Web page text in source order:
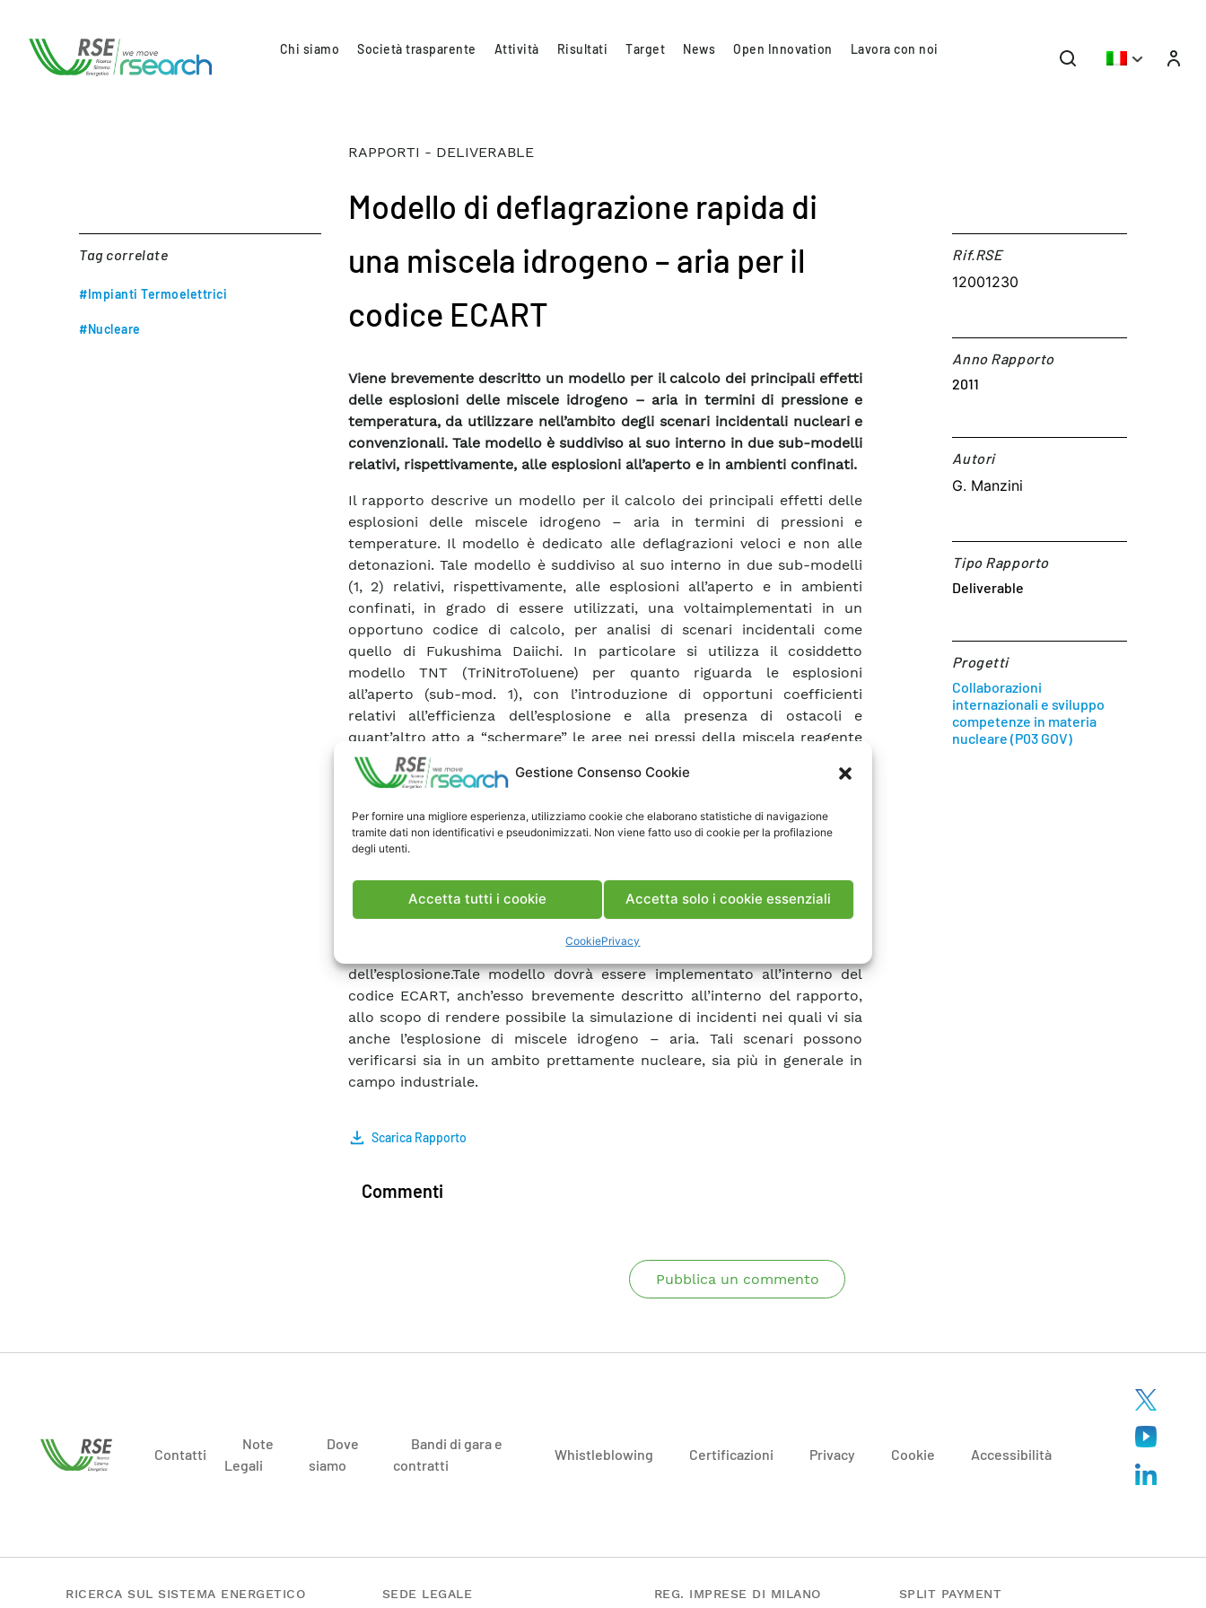
Gestione Consenso Cookie
Per fornire una migliore esperienza, utilizziamo cookie che elaborano statistiche di navigazione
tramite dati non identificativi e pseudonimizzati. Non viene fatto uso di cookie per la profilazione
degli utenti.
Accetta tutti i cookie Accetta solo i cookie essenziali
CookiePrivacy
Chi siamo Società trasparente Attività Risultati Target News Open Innovation Lavora con noi
Tag correlate
#Impianti Termoelettrici
#Nucleare
RAPPORTI - DELIVERABLE
Modello di deflagrazione rapida di
una miscela idrogeno – aria per il
codice ECART
Viene brevemente descritto un modello per il calcolo dei principali effetti
delle esplosioni delle miscele idrogeno – aria in termini di pressione e
temperatura, da utilizzare nell’ambito degli scenari incidentali nucleari e
convenzionali. Tale modello è suddiviso al suo interno in due sub-modelli
relativi, rispettivamente, alle esplosioni all’aperto e in ambienti confinati.
Il rapporto descrive un modello per il calcolo dei principali effetti delle
esplosioni delle miscele idrogeno – aria in termini di pressioni e
temperature. Il modello è dedicato alle deflagrazioni veloci e non alle
detonazioni. Tale modello è suddiviso al suo interno in due sub-modelli
(1, 2) relativi, rispettivamente, alle esplosioni all’aperto e in ambienti
confinati, in grado di essere utilizzati, una voltaimplementati in un
opportuno codice di calcolo, per analisi di scenari incidentali come
quello di Fukushima Daiichi. In particolare si utilizza il cosiddetto
modello TNT (TriNitroToluene) per quanto riguarda le esplosioni
all’aperto (sub-mod. 1), con l’introduzione di opportuni coefficienti
relativi all’efficienza dell’esplosione e alla presenza di ostacoli e
quant’altro atto a “schermare” le aree nei pressi della miscela reagente
che esplode contro gli effetti dell’esplosione. Per quanto riguarda le
esplosioni in ambiente confinato (sub-mod. 2) si è deciso di impiegare,
sperimentali provenienti dal programma di ricerca FP5 SAFEKINEX. In
particolare sono state messe a punto alcune funzioni interpolanti dei
di pressione e temperatura del fluido contenuto nei suddetti volumi
confinati. Il modello risultante consiste, perciò, in un insieme di
necessari per un computo in prima approssimazione degli effetti
dell’esplosione.Tale modello dovrà essere implementato all’interno del
codice ECART, anch’esso brevemente descritto all’interno del rapporto,
allo scopo di rendere possibile la simulazione di incidenti nei quali vi sia
anche l’esplosione di miscele idrogeno – aria. Tali scenari possono
verificarsi sia in un ambito prettamente nucleare, sia più in generale in
campo industriale.
Scarica Rapporto
Rif.RSE​
12001230
Anno Rapporto
2011
Autori​
G. Manzini
Tipo Rapporto
Deliverable
Progetti
Collaborazioni
internazionali e sviluppo
competenze in materia
nucleare (P03 GOV)
Commenti
Pubblica un commento
Contatti
Note
Legali
Dove
siamo
Bandi di gara e
contratti
Whistleblowing Certificazioni Privacy Cookie Accessibilità
RICERCA SUL SISTEMA ENERGETICO
SEDE LEGALE REG. IMPRESE DI MILANO SPLIT PAYMENT